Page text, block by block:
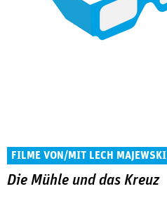
FILME VON/MIT LECH MAJEWSKI
Die Mühle und das Kreuz